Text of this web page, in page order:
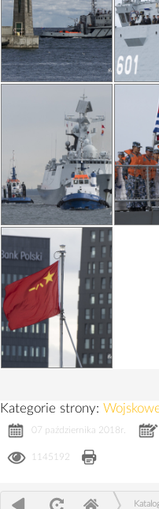
Kategorie strony:
07 października 2018r.
1145192